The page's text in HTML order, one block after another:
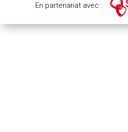
En partenariat avec :